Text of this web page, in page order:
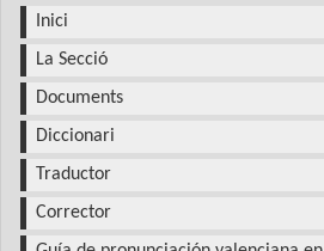
Inici
La Secció
Documents
Diccionari
Traductor
Corrector